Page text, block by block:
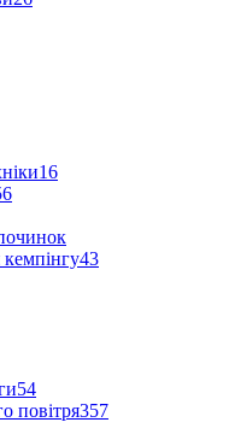
16
43
54
повітря357